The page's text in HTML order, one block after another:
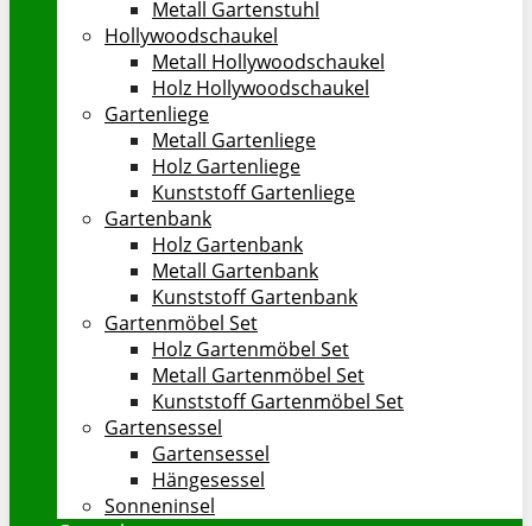
Metall Gartenstuhl
Hollywoodschaukel
Metall Hollywoodschaukel
Holz Hollywoodschaukel
Gartenliege
Metall Gartenliege
Holz Gartenliege
Kunststoff Gartenliege
Gartenbank
Holz Gartenbank
Metall Gartenbank
Kunststoff Gartenbank
Gartenmöbel Set
Holz Gartenmöbel Set
Metall Gartenmöbel Set
Kunststoff Gartenmöbel Set
Gartensessel
Gartensessel
Hängesessel
Sonneninsel